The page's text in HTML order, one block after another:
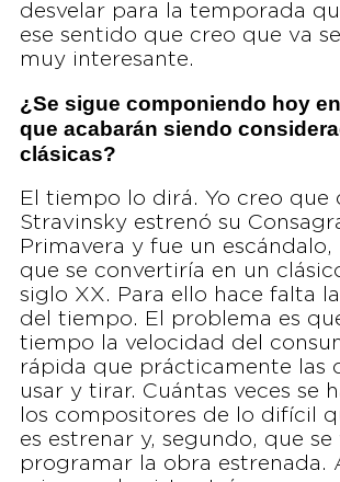
desvelar para la temporada
ese sentido que creo que va
muy interesante.
¿Se sigue componiendo hoy
que acabarán siendo
clásicas?
El tiempo lo dirá. Yo creo que
Stravinsky estrenó su
Primavera y fue un escándalo,
que se convertiría en un
siglo XX. Para ello hace falta
del tiempo. El problema es
tiempo la velocidad del
rápida que prácticamente las
usar y tirar. Cuántas veces se
los compositores de lo difícil
es estrenar y, segundo, que se
programar la obra estrenada.